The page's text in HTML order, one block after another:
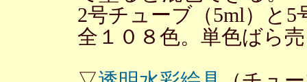
2号チューブ（5ml）と
全１０８色。単色ばら